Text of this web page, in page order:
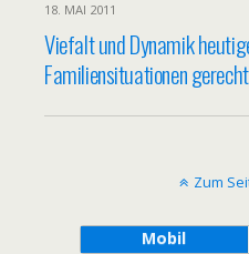
18. MAI 2011
Viefalt und Dynamik
Familiensituationen
Zum
Mobil